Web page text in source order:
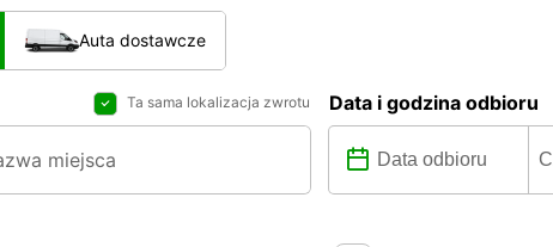
Auta dostawcze
Ta sama lokalizacja zwrotu Data i godzina odbioru